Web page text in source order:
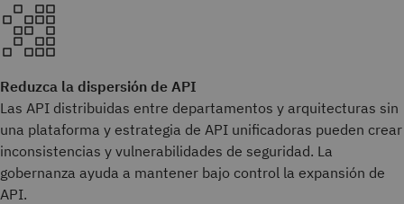
Reduzca la dispersión de API
Las API distribuidas entre departamentos y arquitecturas sin
una plataforma y estrategia de API unificadoras pueden crear
inconsistencias y vulnerabilidades de seguridad. La
gobernanza ayuda a mantener bajo control la expansión de
API.